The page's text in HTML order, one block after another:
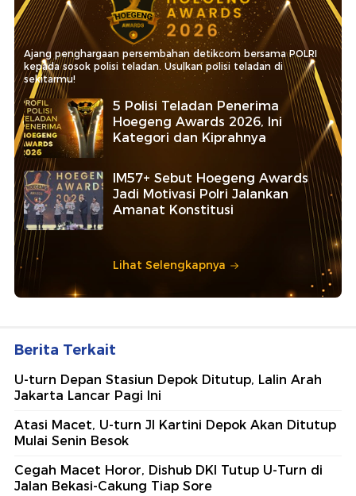
Ajang penghargaan persembahan detikcom bersama POLRI
kepada sosok polisi teladan. Usulkan polisi teladan di
sekitarmu!
5 Polisi Teladan Penerima
Hoegeng Awards 2026, Ini
Kategori dan Kiprahnya
IM57+ Sebut Hoegeng Awards
Jadi Motivasi Polri Jalankan
Amanat Konstitusi
Lihat Selengkapnya
Berita Terkait
U-turn Depan Stasiun Depok Ditutup, Lalin Arah
Jakarta Lancar Pagi Ini
Atasi Macet, U-turn Jl Kartini Depok Akan Ditutup
Mulai Senin Besok
Cegah Macet Horor, Dishub DKI Tutup U-Turn di
Jalan Bekasi-Cakung Tiap Sore